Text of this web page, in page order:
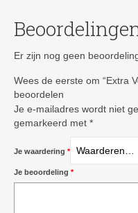
Er zijn nog geen
Wees de eerste om “Extra
beoordelen
Je e-mailadres wordt niet
gemarkeerd met *
Je waardering *
Je beoordeling *